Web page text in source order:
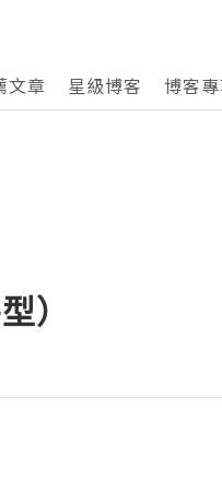
文章 星級博客 博客
）